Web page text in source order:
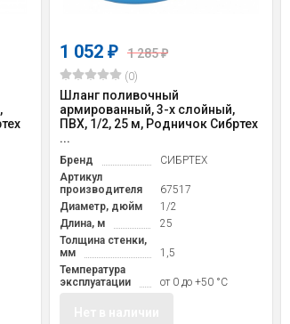
1 052 ₽ 1 285₽
(0)
Шланг поливочный
армированный, 3-х слойный,
ПВХ, 1/2, 25 м, Родничок Сибртех
...
Бренд
СИБРТЕХ
Артикул
производителя
67517
Диаметр, дюйм
1/2
Длина, м
25
Толщина стенки,
мм
1,5
Температура
эксплуатации
от 0 до +50 °С